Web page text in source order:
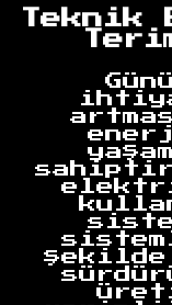
Teknik
şekilde